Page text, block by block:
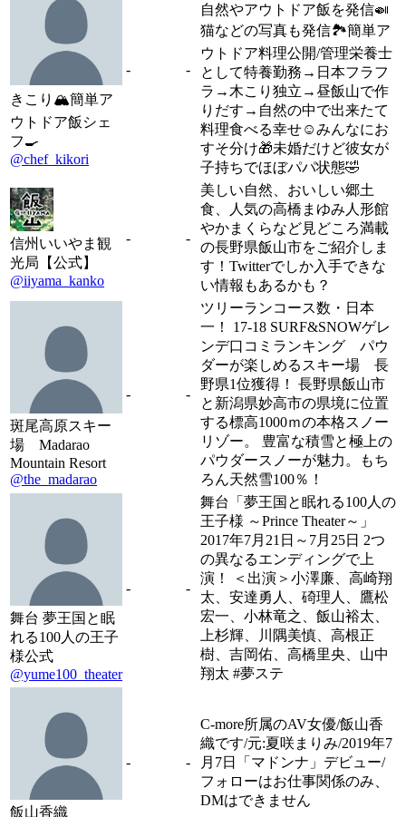
きこり🏔簡単ア
ウトドア飯シェ
フ🍳
@chef_kikori
- -
自然やアウトドア飯を発信🍛
猫などの写真も発信🏞簡単ア
ウトドア料理公開/管理栄養士
として特養勤務→日本フラフ
ラ→木こり独立→昼飯山で作
りだす→自然の中で出来たて
料理食べる幸せ☺️みんなにお
すそ分け🎁未婚だけど彼女が
子持ちでほぼパパ状態🤣
信州いいやま観
光局【公式】
@iiyama_kanko
- -
美しい自然、おいしい郷土
食、人気の高橋まゆみ人形館
やかまくらなど見どころ満載
の長野県飯山市をご紹介しま
す！Twitterでしか入手できな
い情報もあるかも？
斑尾高原スキー
場 Madarao
Mountain Resort
@the_madarao
- -
ツリーランコース数・日本
一！ 17-18 SURF&SNOWゲレ
ンデ口コミランキング パウ
ダーが楽しめるスキー場 長
野県1位獲得！ 長野県飯山市
と新潟県妙高市の県境に位置
する標高1000ｍの本格スノー
リゾー。 豊富な積雪と極上の
パウダースノーが魅力。もち
ろん天然雪100％！
舞台 夢王国と眠
れる100人の王子
様公式
@yume100_theater
- -
舞台「夢王国と眠れる100人の
王子様 ～Prince Theater～」
2017年7月21日～7月25日 2つ
の異なるエンディングで上
演！ ＜出演＞小澤廉、高崎翔
太、安達勇人、碕理人、鷹松
宏一、小林竜之、飯山裕太、
上杉輝、川隅美慎、高根正
樹、吉岡佑、高橋里央、山中
翔太 #夢ステ
飯山香織
- -
C-more所属のAV女優/飯山香
織です/元:夏咲まりみ/2019年7
月7日「マドンナ」デビュー/
フォローはお仕事関係のみ、
DMはできません